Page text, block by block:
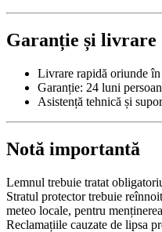
Garanție și livrare
Livrare rapidă oriunde
Garanție: 24 luni
Asistență tehnică și
Notă importantă
Lemnul trebuie tratat
Stratul protector trebuie
meteo locale, pentru
Reclamațiile cauzate de lipsa